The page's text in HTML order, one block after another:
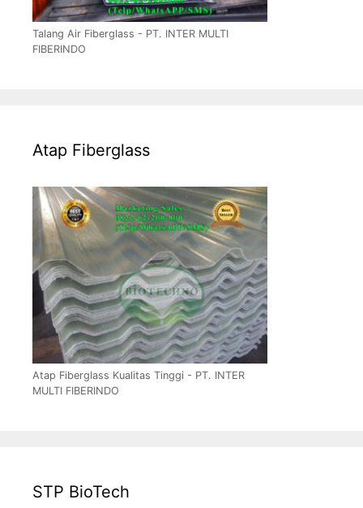
Talang Air Fiberglass - PT. INTER MULTI
FIBERINDO
Atap Fiberglass
Atap Fiberglass Kualitas Tinggi - PT. INTER
MULTI FIBERINDO
STP BioTech